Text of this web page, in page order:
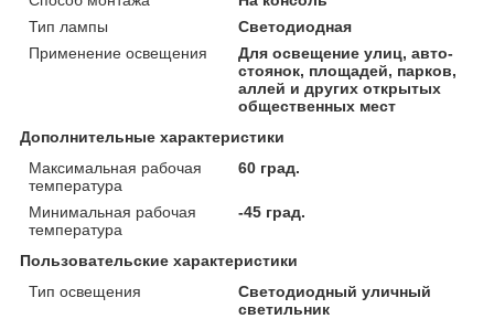
Тип лампы
Светодиодная
Применение освещения
Для освещение улиц, авто-
стоянок, площадей, парков,
аллей и других открытых
общественных мест
Дополнительные характеристики
Максимальная рабочая
температура
60 град.
Минимальная рабочая
температура
-45 град.
Пользовательские характеристики
Тип освещения
Светодиодный уличный
светильник